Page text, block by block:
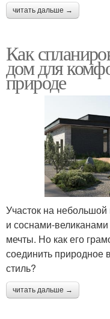
читать дальше →
Как
дом для
природе
Участок на
и соснами-
мечты. Но как его
соединить природное
стиль?
читать дальше →